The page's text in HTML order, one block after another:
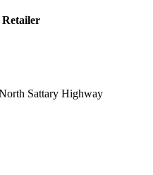
Sattary Highway